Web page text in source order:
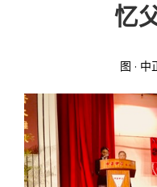
艺术
历史
文学
181期
180期
179期
征稿启事
“本土文学”栏目征稿
关于我们
《源》杂志简介
编委会
登录
{username} | 退出
忆
图 ·